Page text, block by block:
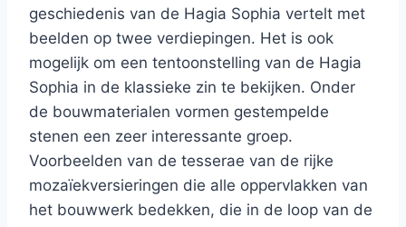
geschiedenis van de Hagia Sophia vertelt met
beelden op twee verdiepingen. Het is ook
mogelijk om een ​​tentoonstelling van de Hagia
Sophia in de klassieke zin te bekijken. Onder
de bouwmaterialen vormen gestempelde
stenen een zeer interessante groep.
Voorbeelden van de tesserae van de rijke
mozaïekversieringen die alle oppervlakken van
het bouwwerk bedekken, die in de loop van de